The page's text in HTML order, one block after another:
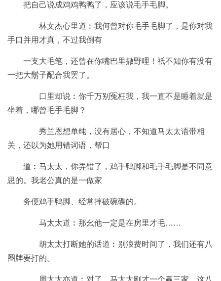
把自己说成鸡鸡鸭鸭了，应该说毛手毛脚。
林文杰心里道︰我何曾对你毛手毛脚了，是你对我
手口并用才真，不过我倒有
一支大毛笔，还曾在你嘴巴里撒野哩！祇不知你有没有
一把大鬍子配合我罢了。
口里却说︰你千万别冤枉我，我一直不是睡着就是
坐着，哪曾毛手毛脚？
秀兰恩想单纯，没有居心，不知道马太太语带相
关，还以为她用错词语，帮口
道︰马太太，你弄错了，鸡手鸭脚和毛手毛脚是不同意
思的。我老公真的是一做家
务便鸡手鸭脚、经常摔破碗碟的。
马太太道︰那幺他一定是在房里才毛……
胡太太打断她的话道︰别浪费时间了，我们还有八
圈牌要打的。
周太太亦道︰对了，马太太刚才一个赢三家，这八